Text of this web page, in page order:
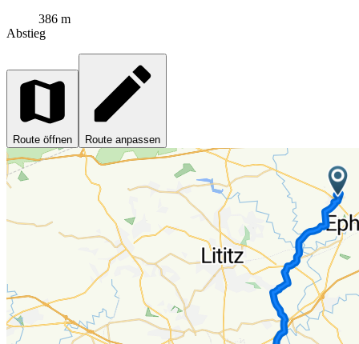
386 m
Abstieg
Route öffnen Route anpassen